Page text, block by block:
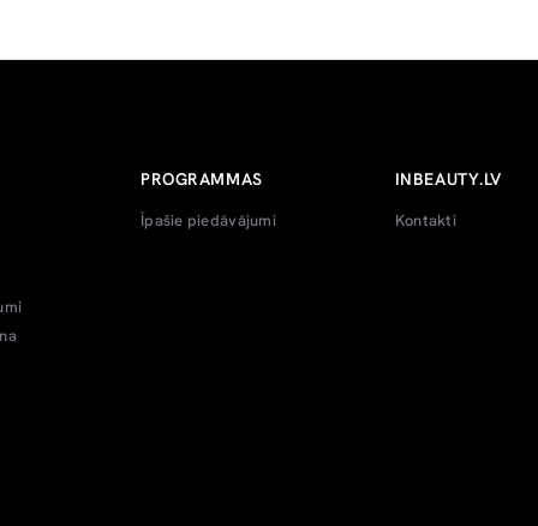
PROGRAMMAS
Īpašie piedāvājumi
INBEAUTY.LV
Kontakti